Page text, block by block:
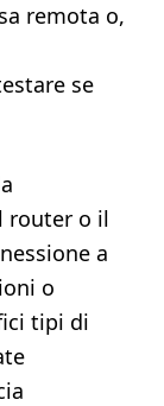
remota o,
se
router o il
a
o
tipi di